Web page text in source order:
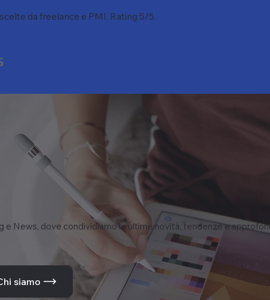
da freelance e PMI. Rating 5/5.
e News, dove condividiamo le ultime novità, tendenze e
siamo